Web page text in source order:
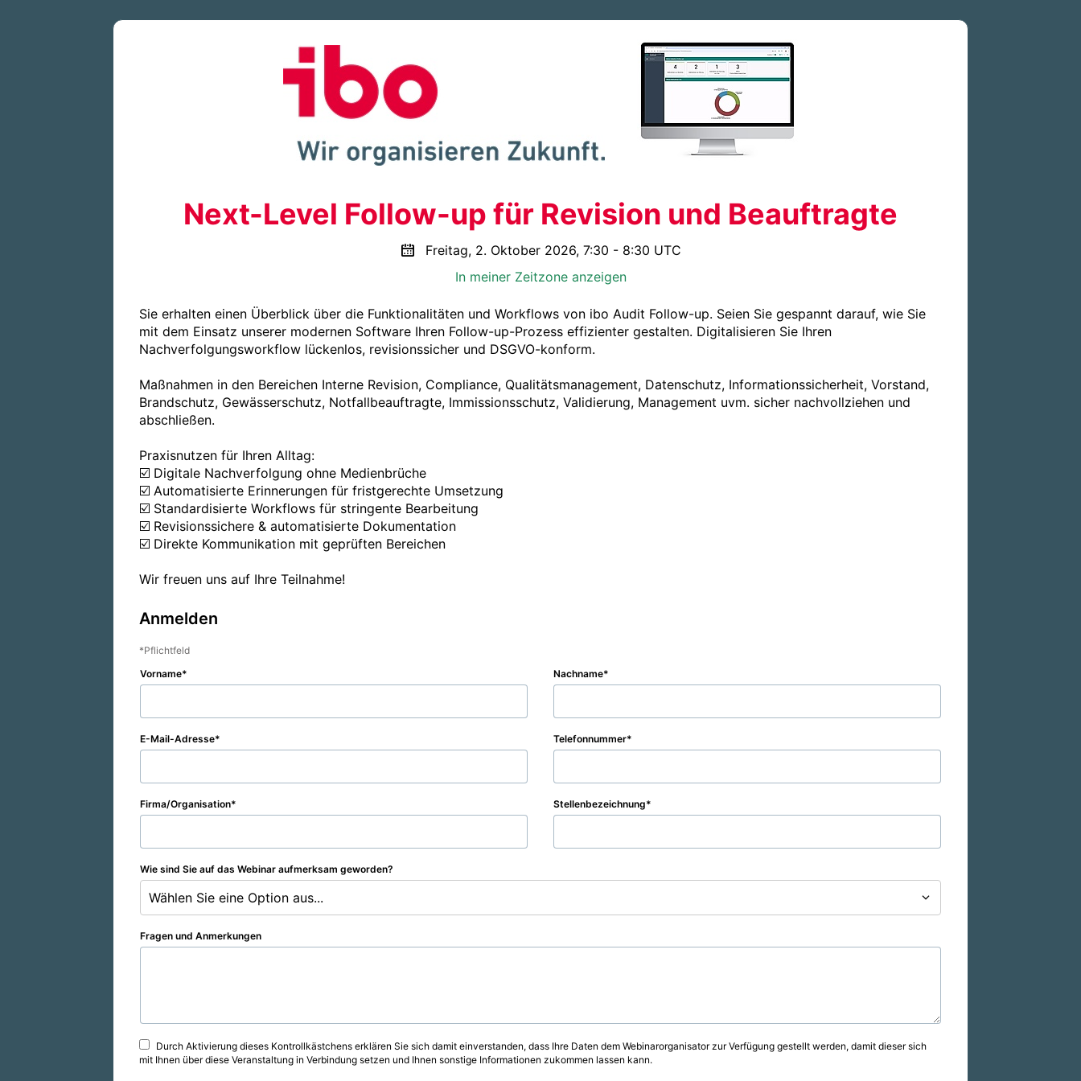
Next-Level Follow-up für Revision und Beauftragte
Freitag, 2. Oktober 2026, 7:30 - 8:30 UTC
In meiner Zeitzone anzeigen
Sie erhalten einen Überblick über die Funktionalitäten und Workflows von ibo Audit Follow-up. Seien Sie gespannt darauf, wie Sie
mit dem Einsatz unserer modernen Software Ihren Follow-up-Prozess effizienter gestalten. Digitalisieren Sie Ihren
Nachverfolgungsworkflow lückenlos, revisionssicher und DSGVO-konform.
Maßnahmen in den Bereichen Interne Revision, Compliance, Qualitätsmanagement, Datenschutz, Informationssicherheit, Vorstand,
Brandschutz, Gewässerschutz, Notfallbeauftragte, Immissionsschutz, Validierung, Management uvm. sicher nachvollziehen und
abschließen.
Praxisnutzen für Ihren Alltag:
☑️ Digitale Nachverfolgung ohne Medienbrüche
☑️ Automatisierte Erinnerungen für fristgerechte Umsetzung​
☑️ Standardisierte Workflows für stringente Bearbeitung
☑️ Revisionssichere & automatisierte Dokumentation​
☑️ Direkte Kommunikation mit geprüften Bereichen
Wir freuen uns auf Ihre Teilnahme!
Anmelden
Pflichtfeld
Vorname
Nachname
E-Mail-Adresse Telefonnummer
Firma/Organisation Stellenbezeichnung
Wie sind Sie auf das Webinar aufmerksam geworden?
Wählen Sie eine Option aus...
Fragen und Anmerkungen
Durch Aktivierung dieses Kontrollkästchens erklären Sie sich damit einverstanden, dass Ihre Daten dem Webinarorganisator zur Verfügung gestellt werden, damit dieser sich
mit Ihnen über diese Veranstaltung in Verbindung setzen und Ihnen sonstige Informationen zukommen lassen kann.